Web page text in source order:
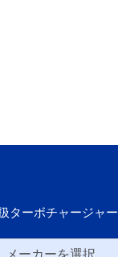
ターボチャージャー